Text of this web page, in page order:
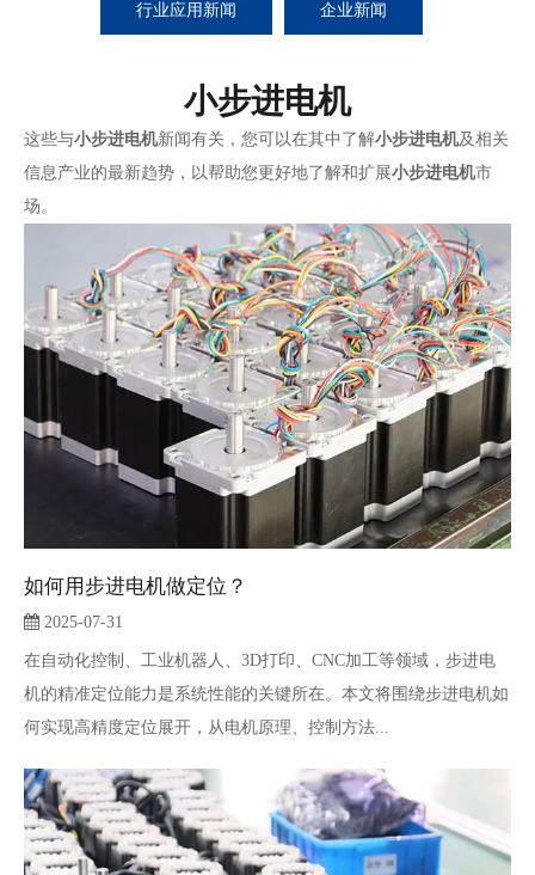
行业应用新闻 企业新闻
小步进电机
这些与小步进电机新闻有关，您可以在其中了解小步进电机及相关
信息产业的最新趋势，以帮助您更好地了解和扩展小步进电机市
场。
如何用步进电机做定位？
2025-07-31
在自动化控制、工业机器人、3D打印、CNC加工等领域，步进电
机的精准定位能力是系统性能的关键所在。本文将围绕步进电机如
何实现高精度定位展开，从电机原理、控制方法...